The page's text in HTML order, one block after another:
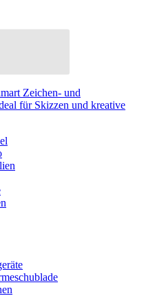
Zeichen- und
für Skizzen und kreative